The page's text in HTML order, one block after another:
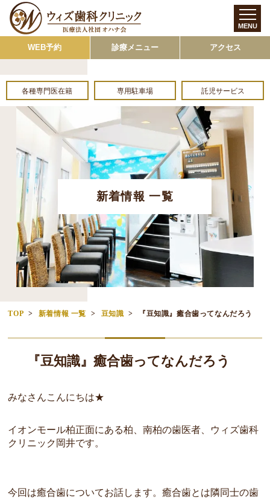
WEB予約 診療メニュー アクセス
各種専門医在籍 専用駐車場 託児サービス
新着情報 一覧
MENU
TOP 新着情報 一覧 豆知識 『豆知識』癒合歯ってなんだろう
『豆知識』癒合歯ってなんだろう
みなさんこんにちは★
イオンモール柏正面にある柏、南柏の歯医者、ウィズ歯科
クリニック岡井です。
今回は癒合歯についてお話します。癒合歯とは隣同士の歯